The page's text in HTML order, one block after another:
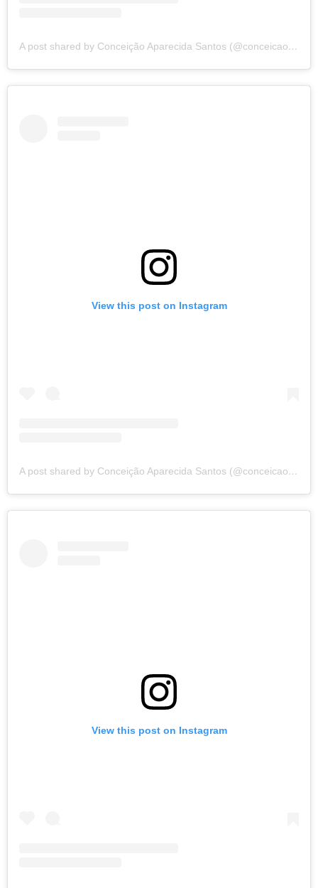
A post shared by Conceição Aparecida Santos (@conceicao.a.santos)
View this post on Instagram
A post shared by Conceição Aparecida Santos (@conceicao.a.santos)
View this post on Instagram